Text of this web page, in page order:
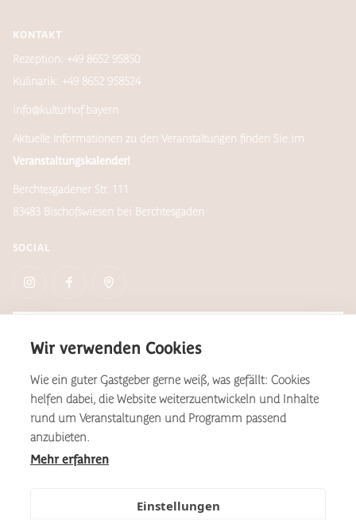
Wir verwenden Cookies
Wie ein guter Gastgeber gerne weiß, was gefällt: Cookies
helfen dabei, die Website weiterzuentwickeln und Inhalte
rund um Veranstaltungen und Programm passend
anzubieten.
Mehr erfahren
Einstellungen
KONTAKT
Rezeption: +49 8652 95850
Kulinarik: +49 8652 958524
info@kulturhof.bayern
Aktuelle Informationen zu den Veranstaltungen finden Sie im
Veranstaltungskalender!
Berchtesgadener Str. 111
83483 Bischofswiesen bei Berchtesgaden
SOCIAL
*Aus Gründen der Lesbarkeit wird auf dieser Website das
geschlechtsneutral zu verstehende, generische Maskulinum als
Formulierungsvariante verwendet. Dies gilt im Sinne der
Gleichbehandlung grundsätzlich für alle Geschlechter.